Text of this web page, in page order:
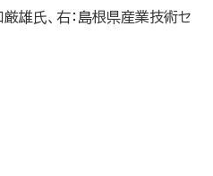
雄氏、右：島根県産業技術セ